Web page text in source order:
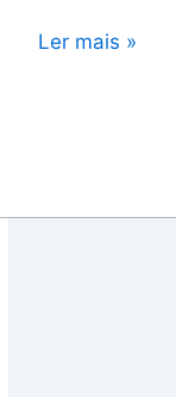
Ler mais »